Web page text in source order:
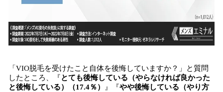
「VIO脱毛を受けたこと自体を後悔していますか？」と質問
したところ、『とても後悔している（やらなければ良かった
と後悔している）（17.4％）
』『やや後悔している（やり方